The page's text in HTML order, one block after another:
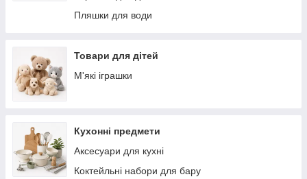
Палатки
Меблі для кемпінгу
Спальні мішки
Цукерки
Серветниці
Годинник настінний
Підсвічники
Вази для квітів
Статуетки
Пляшки для води
Товари для дітей
М'які іграшки
Кухонні предмети
Аксесуари для кухні
Коктейльні набори для бару